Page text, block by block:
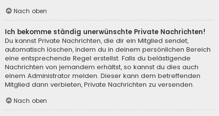
Nach oben
Ich bekomme ständig unerwünschte Private Nachrichten!
Du kannst Private Nachrichten, die dir ein Mitglied sendet,
automatisch löschen, indem du in deinem persönlichen Bereich
eine entsprechende Regel erstellst. Falls du belästigende
Nachrichten von jemandem erhältst, so kannst du dies auch
einem Administrator melden. Dieser kann dem betreffenden
Mitglied dann verbieten, Private Nachrichten zu versenden.
Nach oben